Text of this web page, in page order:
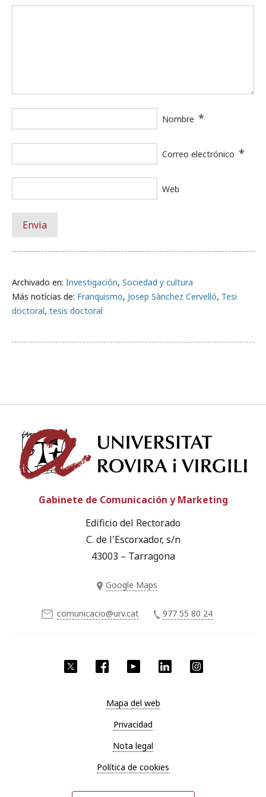
Archivado en: Investigación, Sociedad y cultura
Más notícias de: Franquismo, Josep Sànchez Cervelló, Tesi
doctoral, tesis doctoral
Nombre *
Correo electrónico *
Web
Twitter Facebook YouTube LinkedIn
Gabinete de Comunicación y Marketing
Edificio del Rectorado
C. de l'Escorxador, s/n
43003 – Tarragona
Google Maps
comunicacio@urv.cat 977 55 80 24
Mapa del web
Privacidad
Nota legal
Política de cookies